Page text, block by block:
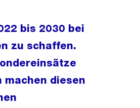
bis 2030 bei
zu schaffen.
diesen